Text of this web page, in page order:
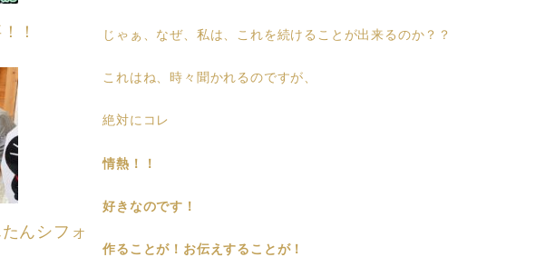
じゃぁ、なぜ、私は、これを続けることが出来るのか？？
これはね、時々聞かれるのですが、
絶対にコレ
情熱！！
好きなのです！
作ることが！お伝えすることが！
！
んシフォ